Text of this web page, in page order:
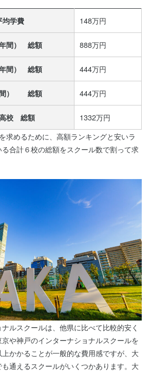
均学費 148万円
間） 総額 888万円
間） 総額 444万円
間） 総額 444万円
校 総額
1332万円
求めるために、高額ランキングと安いラ
合計６校の総額をスクール数で割って求
ルスクールは、他県に比べて比較的安く
や神戸のインターナショナルスクールを
かかることが一般的な費用感ですが、大
通えるスクールがいくつかあります。大